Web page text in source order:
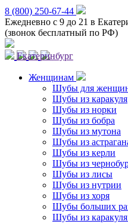
8 (800) 250-67-44
Ежедневно с 9 до 21 в
(звонок бесплатный по РФ)
Екатеринбург
Женщинам
Шубы для
Шубы из каракуля
Шубы из норки
Шубы из бобра
Шубы из мутона
Шубы из
Шубы из керли
Шубы из
Шубы из лисы
Шубы из нутрии
Шубы из хоря
Шубы больших
Шубы из